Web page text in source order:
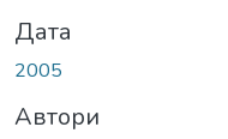
Дата
2005
Автори